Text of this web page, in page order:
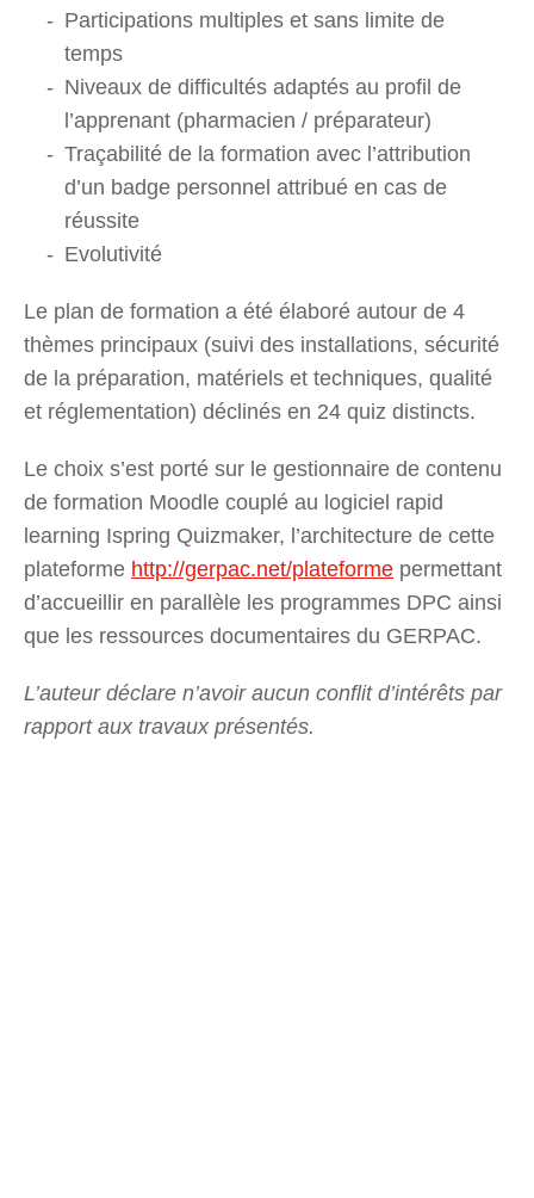
Participations multiples et sans limite de
temps
Niveaux de difficultés adaptés au profil de
l’apprenant (pharmacien / préparateur)
Traçabilité de la formation avec l’attribution
d’un badge personnel attribué en cas de
réussite
Evolutivité
Le plan de formation a été élaboré autour de 4
thèmes principaux (suivi des installations, sécurité
de la préparation, matériels et techniques, qualité
et réglementation) déclinés en 24 quiz distincts.
Le choix s’est porté sur le gestionnaire de contenu
de formation Moodle couplé au logiciel rapid
learning Ispring Quizmaker, l’architecture de cette
plateforme http://gerpac.net/plateforme permettant
d’accueillir en parallèle les programmes DPC ainsi
que les ressources documentaires du GERPAC.
L’auteur déclare n’avoir aucun conflit d’intérêts par
rapport aux travaux présentés.